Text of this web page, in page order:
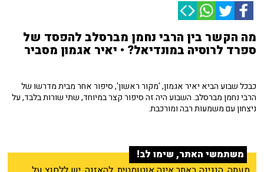
מה הקשר בין הרבי נחמן מברסלב להפסד של
ספרד לרוסיה במונדיאל? • יאיר אגמון מסביר
כבכל שבוע הביא יאיר אגמון, 'מקור ראשון', סיפור אחר מבית מדרשו של
הרבי נחמן מברסלב. השבוע היה זה סיפור קצר במיוחד, שתי שורות בלבד, על
ניצחון עם משמעות רבה ומורכבת.
משתמשי האתר, שימו לב!